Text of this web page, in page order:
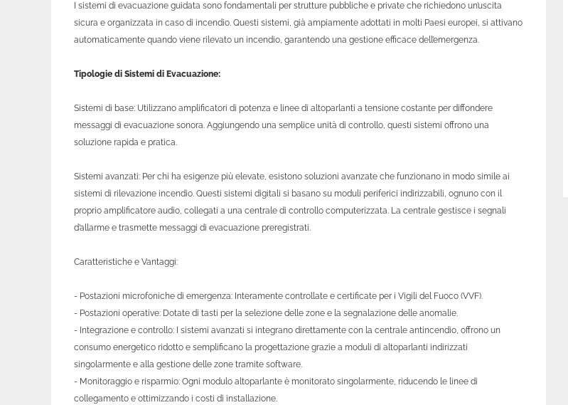
I sistemi di evacuazione guidata sono fondamentali per strutture pubbliche e private che richiedono un’uscita
sicura e organizzata in caso di incendio. Questi sistemi, già ampiamente adottati in molti Paesi europei, si attivano
automaticamente quando viene rilevato un incendio, garantendo una gestione efficace dell’emergenza.
Tipologie di Sistemi di Evacuazione:
Sistemi di base: Utilizzano amplificatori di potenza e linee di altoparlanti a tensione costante per diffondere
messaggi di evacuazione sonora. Aggiungendo una semplice unità di controllo, questi sistemi offrono una
soluzione rapida e pratica.
Sistemi avanzati: Per chi ha esigenze più elevate, esistono soluzioni avanzate che funzionano in modo simile ai
sistemi di rilevazione incendio. Questi sistemi digitali si basano su moduli periferici indirizzabili, ognuno con il
proprio amplificatore audio, collegati a una centrale di controllo computerizzata. La centrale gestisce i segnali
d’allarme e trasmette messaggi di evacuazione preregistrati.
Caratteristiche e Vantaggi:
- Postazioni microfoniche di emergenza: Interamente controllate e certificate per i Vigili del Fuoco (VVF).
- Postazioni operative: Dotate di tasti per la selezione delle zone e la segnalazione delle anomalie.
- Integrazione e controllo: I sistemi avanzati si integrano direttamente con la centrale antincendio, offrono un
consumo energetico ridotto e semplificano la progettazione grazie a moduli di altoparlanti indirizzati
singolarmente e alla gestione delle zone tramite software.
- Monitoraggio e risparmio: Ogni modulo altoparlante è monitorato singolarmente, riducendo le linee di
collegamento e ottimizzando i costi di installazione.